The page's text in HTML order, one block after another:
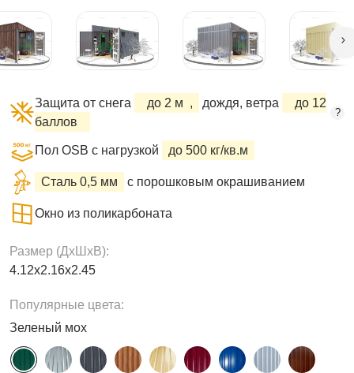
Защита от снега до 2 м , дождя, ветра
до 12
баллов
?
Пол OSB с нагрузкой до 500 кг/кв.м
Сталь 0,5 мм с порошковым окрашиванием
Окно из поликарбоната
Размер (ДxШxВ):
4.12х2.16х2.45
Популярные цвета:
Зеленый мох